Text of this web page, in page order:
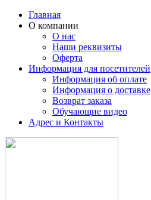
Главная
О компании
О нас
Наши реквизиты
Оферта
Информация для посетителей
Информация об оплате
Информация о доставке
Возврат заказа
Обучающие видео
Адрес и Контакты